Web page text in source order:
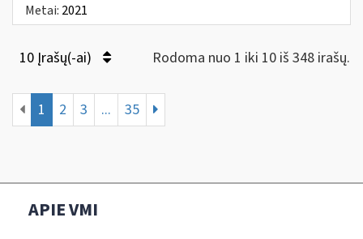
Metai: 2021
10 Įrašų(-ai) Rodoma nuo 1 iki 10 iš 348 irašų.
1 2 3 ... 35
APIE VMI